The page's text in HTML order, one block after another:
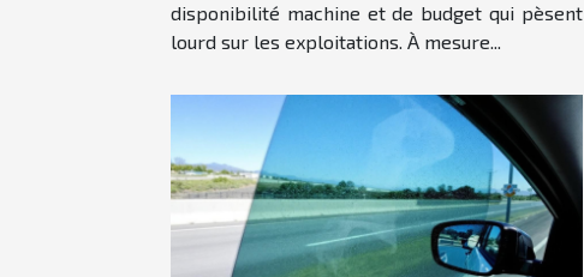
disponibilité machine et de budget qui pèsent
lourd sur les exploitations. À mesure...